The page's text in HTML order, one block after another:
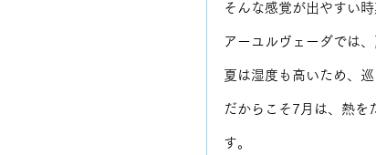
そんな感覚が出やすい時
アーユルヴェーダでは
夏は湿度も高いため、
だからこそ7月は、熱を
す。